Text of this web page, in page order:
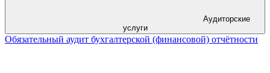
услуги
Обязательный аудит бухгалтерской (финансовой) отчётности